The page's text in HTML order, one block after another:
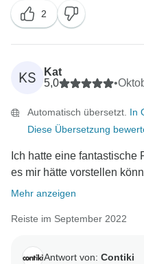
2
KS
Kat
5,0
•
Automatisch übersetzt. In
Diese Übersetzung
Ich hatte eine fantastische
es mir hätte vorstellen
Mehr anzeigen
Reiste im September 2022
Antwort von: Contiki